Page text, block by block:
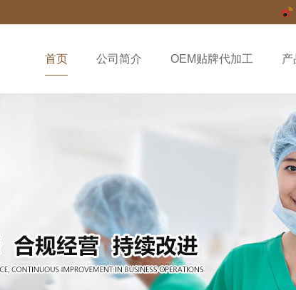
首页 公司简介 OEM贴牌代加工 产